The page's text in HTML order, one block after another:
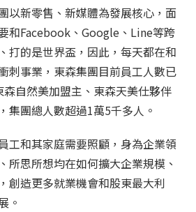
以新零售、新媒體為發展核心，面
和Facebook、Google、Line等跨
打的是世界盃，因此，每天都在和
刺事業，東森集團目前員工人數已
自然美加盟主、東森天美仕夥伴
集團總人數超過1萬5千多人。
工和其家庭需要照顧，身為企業領
所思所想均在如何擴大企業規模、
創造更多就業機會和股東最大利
。